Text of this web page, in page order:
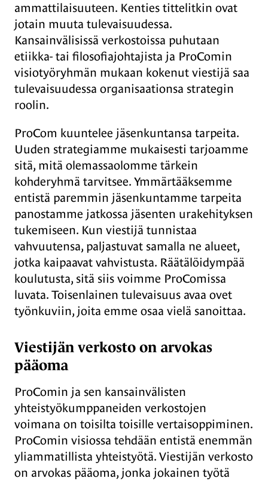
ammattilaisuuteen. Kenties tittelitkin ovat
jotain muuta tulevaisuudessa.
Kansainvälisissä verkostoissa puhutaan
etiikka- tai filosofiajohtajista ja ProComin
visiotyöryhmän mukaan kokenut viestijä saa
tulevaisuudessa organisaationsa strategin
roolin.
ProCom kuuntelee jäsenkuntansa tarpeita.
Uuden strategiamme mukaisesti tarjoamme
sitä, mitä olemassaolomme tärkein
kohderyhmä tarvitsee. Ymmärtääksemme
entistä paremmin jäsenkuntamme tarpeita
panostamme jatkossa jäsenten urakehityksen
tukemiseen. Kun viestijä tunnistaa
vahvuutensa, paljastuvat samalla ne alueet,
jotka kaipaavat vahvistusta. Räätälöidympää
koulutusta, sitä siis voimme ProComissa
luvata. Toisenlainen tulevaisuus avaa ovet
työnkuviin, joita emme osaa vielä sanoittaa.
Viestijän verkosto on arvokas
pääoma
ProComin ja sen kansainvälisten
yhteistyökumppaneiden verkostojen
voimana on toisilta toisille vertaisoppiminen.
ProComin visiossa tehdään entistä enemmän
yliammatillista yhteistyötä. Viestijän verkosto
on arvokas pääoma, jonka jokainen työtä